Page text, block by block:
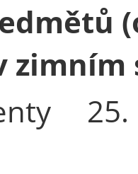
zimním
25.